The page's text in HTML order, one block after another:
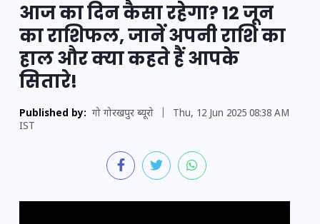
आज का दिन कैसा रहेगा? 12 जून
का राशिफल, जानें अपनी राशि का
हाल और क्या कहते हैं आपके
सितारे!
Published by: गो गोरखपुर ब्यूरो
Thu, 12 Jun 2025 08:38 AM
IST